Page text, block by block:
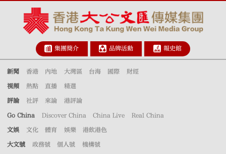
集團簡介 品牌活動 報史館
新聞 香港 內地 大灣區 台海 國際 財經
視頻 熱點 直播 精選
評論 社評 來論 港評論
Go China Discover China China Live Real China
文娛 文化 體育 娛樂 港飲港色
大文號 政務號 個人號 機構號